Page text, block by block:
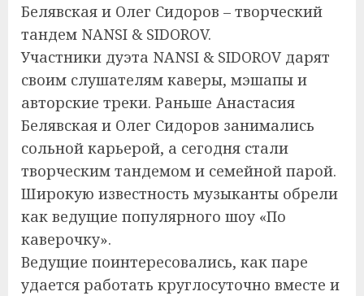
Белявская и Олег Сидоров – творческий
тандем NANSI & SIDOROV.
Участники дуэта NANSI & SIDOROV дарят
своим слушателям каверы, мэшапы и
авторские треки. Раньше Анастасия
Белявская и Олег Сидоров занимались
сольной карьерой, а сегодня стали
творческим тандемом и семейной парой.
Широкую известность музыканты обрели
как ведущие популярного шоу «По
каверочку».
Ведущие поинтересовались, как паре
удается работать круглосуточно вместе и